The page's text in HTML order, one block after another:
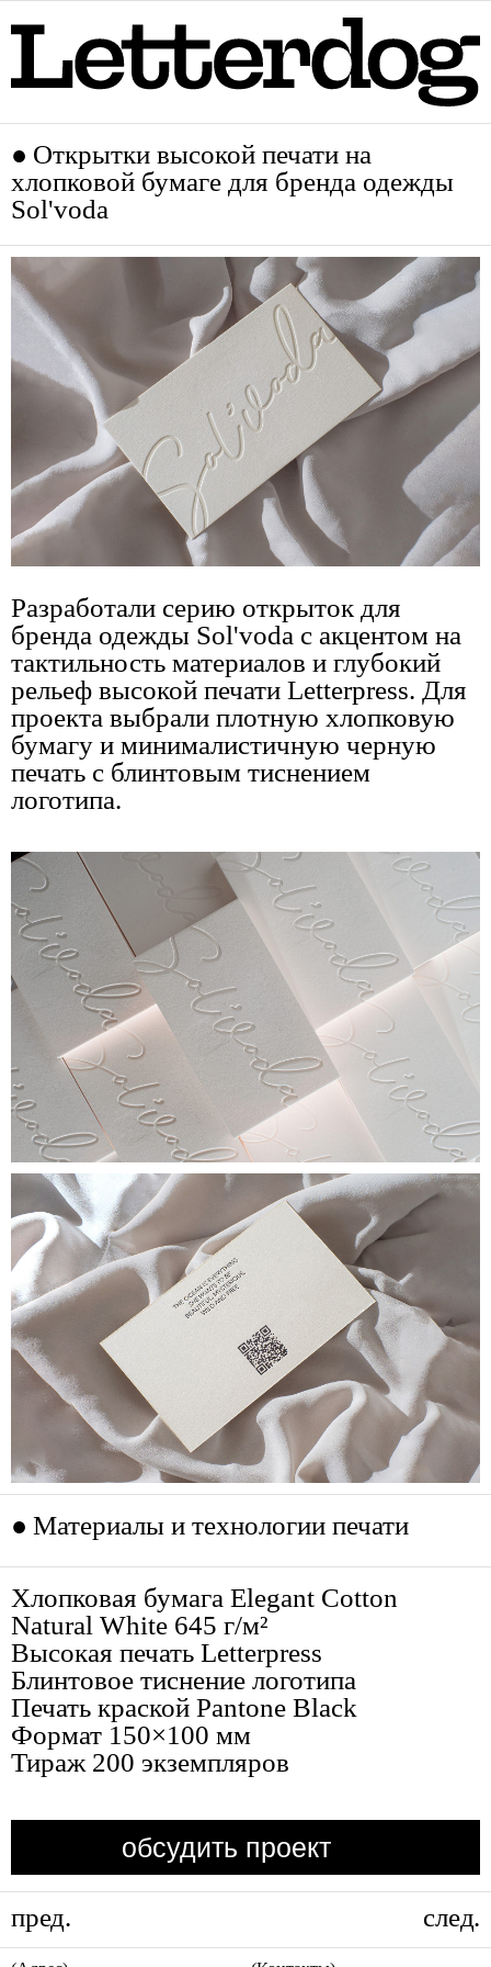
Открытки высокой печати на
хлопковой бумаге для бренда одежды
Sol'voda
Разработали серию открыток для
бренда одежды Sol'voda с акцентом на
тактильность материалов и глубокий
рельеф высокой печати Letterpress. Для
проекта выбрали плотную хлопковую
бумагу и минималистичную черную
печать с блинтовым тиснением
логотипа.
Материалы и технологии печати
Хлопковая бумага Elegant Cotton
Natural White 645 г/м²
Высокая печать Letterpress
Блинтовое тиснение логотипа
Печать краской Pantone Black
Формат 150×100 мм
Тираж 200 экземпляров
обсудить проект
пред. след.